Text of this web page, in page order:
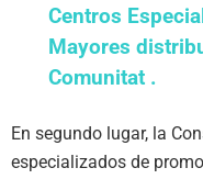
Centros
Mayores
Comunitat .
En segundo lugar, la
especializados de